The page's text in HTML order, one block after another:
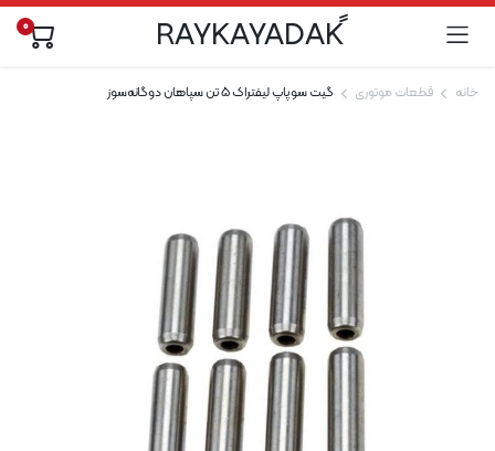
ًRAYKAYADAK 0
خانه قطعات موتوری گیت سوپاپ لیفتراک 5 تن سپاهان دوگانه‌سوز